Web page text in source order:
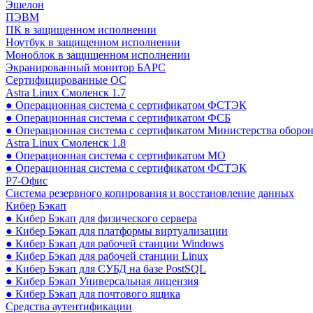
Эшелон
ПЭВМ
ПК в защищенном исполнении
Ноутбук в защищенном исполнении
Моноблок в защищенном исполнении
Экранированный монитор БАРС
Сертифицированные ОС
Astra Linux Смоленск 1.7
● Операционная система с сертификатом ФСТЭК
● Операционная система с сертификатом ФСБ
● Операционная система с сертификатом Министерства
Astra Linux Смоленск 1.8
● Операционная система с сертификатом МО
● Операционная система с сертификатом ФСТЭК
Р7-Офис
Система резервного копирования и восстановление данных
Кибер Бэкап
● Кибер Бэкап для физического сервера
● Кибер Бэкап для платформы виртуализации
● Кибер Бэкап для рабочей станции Windows
● Кибер Бэкап для рабочей станции Linux
● Кибер Бэкап для СУБД на базе PostSQL
● Кибер Бэкап Универсальная лицензия
● Кибер Бэкап для почтового ящика
Средства аутентификации